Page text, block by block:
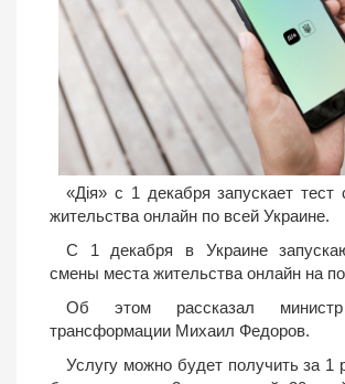
«Дія» с 1 декабря запускает
жительства онлайн по всей Украине.
С 1 декабря в Украине
смены места жительства онлайн на
Об этом рассказал
трансформации Михаил Федоров.
Услугу можно будет получить за 1